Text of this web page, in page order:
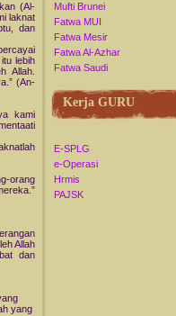
(Al-
laknat
dan
lebih
Allah.
(An-
kami
orang
Allah
dan
yang
Mufti Brunei
Fatwa MUI
Fatwa Mesir
Fatwa Al-Azhar
Fatwa Saudi
Kerja GURU
E-SPLG
e-Operasi
Hrmis
PAJSK